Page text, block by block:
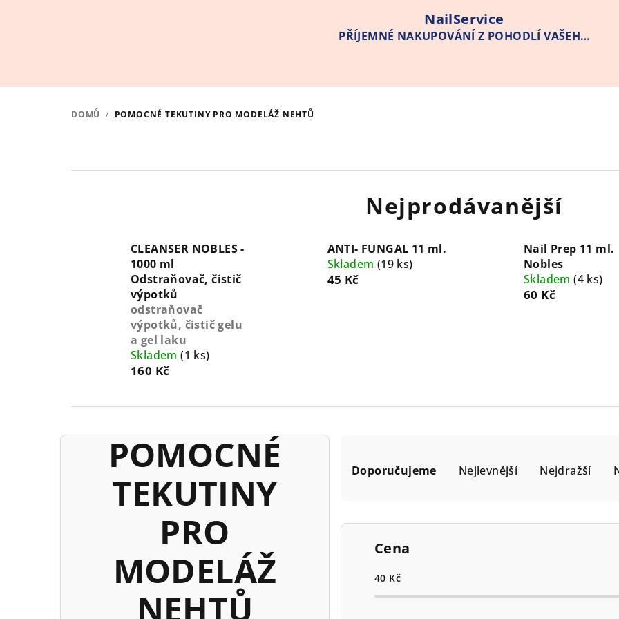
NailService
PŘÍJEMNÉ NAKUPOVÁNÍ Z POHODLÍ VAŠEHO
DOMŮ / POMOCNÉ TEKUTINY PRO MODELÁŽ NEHTŮ
Nejprodávanější
CLEANSER NOBLES -
1000 ml
Odstraňovač, čistič
výpotků
odstraňovač
výpotků, čistič gelu
a gel laku
Skladem(1 ks)
160 Kč
ANTI- FUNGAL 11 ml.
Skladem (19 ks)
45 Kč
Nail Prep 11 ml.
Nobles
Skladem(4 ks)
60 Kč
POMOCNÉ
TEKUTINY
PRO
MODELÁŽ
NEHTŮ
a
e
Doporučujeme Nejlevnější Nejdražší
Cena
40 Kč